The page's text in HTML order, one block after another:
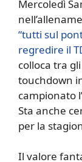
Mercoledì
“tutti sul
regredire il
colloca tra
touchdown
campionato
Sta anche
per la
Il valore